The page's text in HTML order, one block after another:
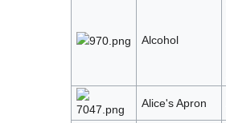
Alcohol
Alice's Apron